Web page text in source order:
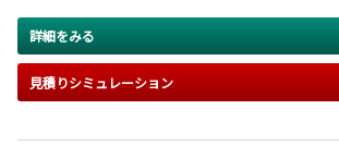
詳細をみる
見積りシミュレーション